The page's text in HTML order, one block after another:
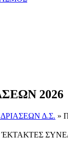
2026
Δ.Σ. »
ΈΚΤΑΚΤΕΣ